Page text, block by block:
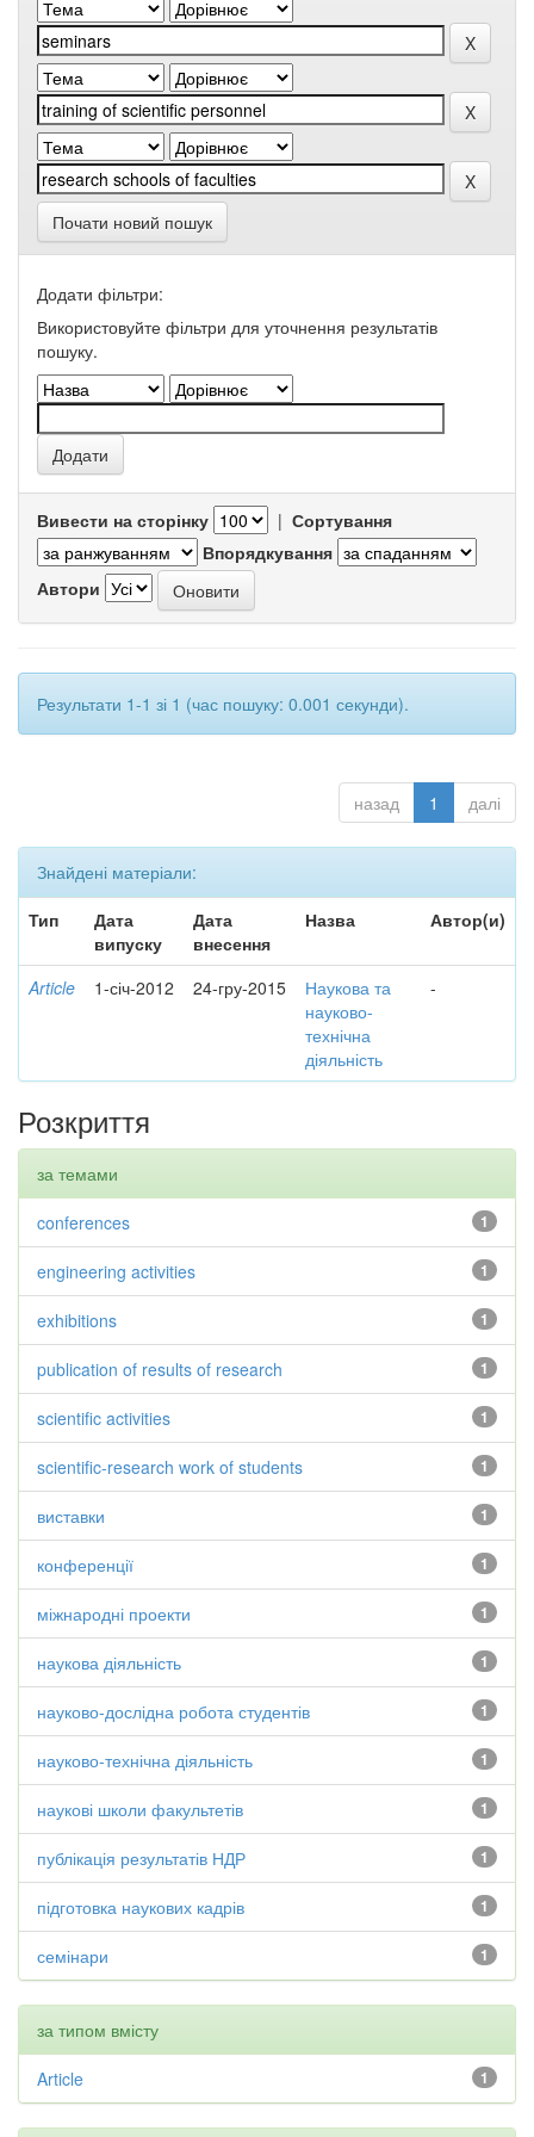
Почати новий пошук
Додати фільтри:
Використовуйте фільтри для уточнення результатів
пошуку.
Вивести на сторінку | Сортування
Впорядкування
Автори
Результати 1-1 зі 1 (час пошуку: 0.001 секунди).
назад 1 далі
Знайдені матеріали:
Тип
Дата
випуску
Дата
внесення
Назва Автор(и)
Article 1-січ-2012 24-гру-2015
Наукова та
науково-
технічна
діяльність
-
Розкриття
за темами
1
conferences
1
engineering activities
1
exhibitions
1
publication of results of research
1
scientific activities
1
scientific-research work of students
1
виставки
1
конференції
1
міжнародні проекти
1
наукова діяльність
1
науково-дослідна робота студентів
1
науково-технічна діяльність
1
наукові школи факультетів
1
публікація результатів НДР
1
підготовка наукових кадрів
1
семінари
за типом вмісту
1
Article